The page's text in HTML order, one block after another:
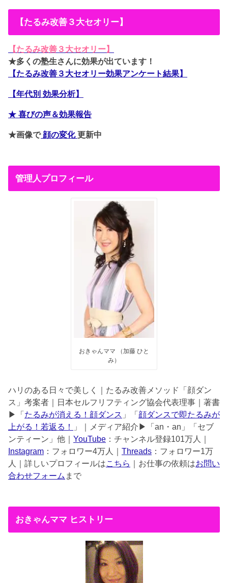
【たるみ改善３大セオリー】
【たるみ改善３大セオリー】
★多くの塾生さんに効果が出ています！
【たるみ改善３大セオリー効果アンケート結果】
【年代別 効果分析】
★ 喜びの声＆効果報告
★画像で顔の変化更新中
管理人プロフィール
おきゃんママ （加藤 ひと
み）
ハリのある日々で美しく｜たるみ改善メソッド「顔ダン
ス」考案者｜日本セルフリフティング協会代表理事｜著書
▶︎「 たるみが消える！顔ダンス 」「 顔ダンスで即たるみが
上がる！若返る！
」｜メディア紹介▶︎「an・an」「セブ
ンティーン」他｜ YouTube ：チャンネル登録101万人｜
Instagram ：フォロワー4万人｜ Threads ：フォロワー1万
人｜詳しいプロフィールはこちら ｜お仕事の依頼はお問い
合わせフォーム まで
おきゃんママ ヒストリー